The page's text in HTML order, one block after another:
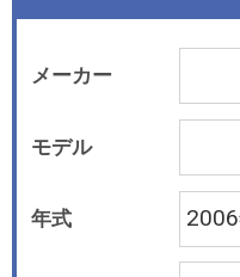
メーカー
モデル
年式